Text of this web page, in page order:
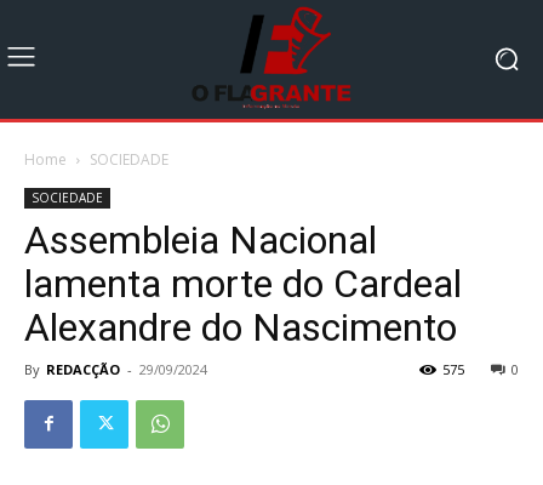
Home SOCIEDADE
SOCIEDADE
Assembleia Nacional
lamenta morte do Cardeal
Alexandre do Nascimento
By REDACÇÃO - 29/09/2024 0
575